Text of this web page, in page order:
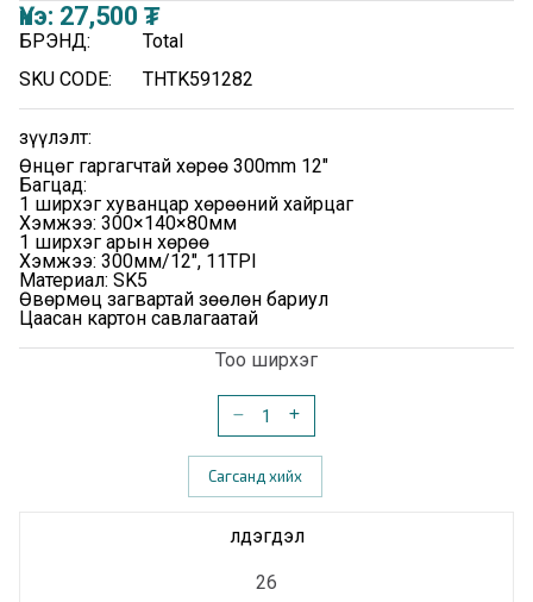
Үнэ: 27,500 ₮
БРЭНД:
Total
SKU CODE:
THTK591282
Үзүүлэлт:
Өнцөг гаргагчтай хөрөө 300mm 12"
Багцад:
1 ширхэг хуванцар хөрөөний хайрцаг
Хэмжээ: 300×140×80мм
1 ширхэг арын хөрөө
Хэмжээ: 300мм/12", 11TPI
Материал: SK5
Өвөрмөц загвартай зөөлөн бариул
Цаасан картон савлагаатай
Тоо ширхэг
Сагсанд хийх
Үлдэгдэл
26